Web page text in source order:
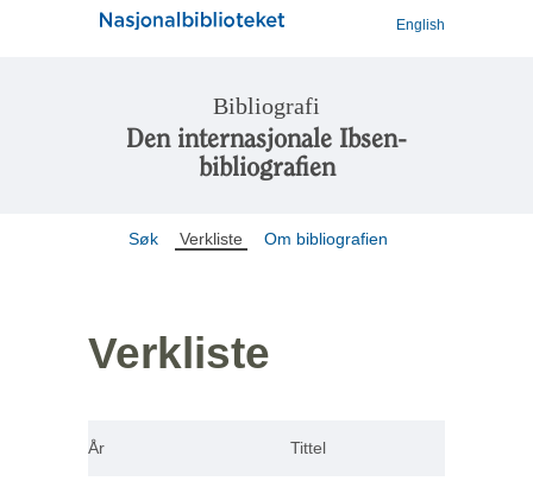
English
Bibliografi
Den internasjonale Ibsen-
bibliografien
Søk Verkliste Om bibliografien
Verkliste
År Tittel